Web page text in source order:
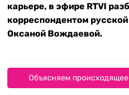
карьере, в эфире RTVI
корреспондентом
Оксаной Вождаевой.
Объясняем